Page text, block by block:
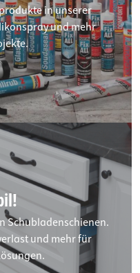
in unserer
und mehr
Schubladenschienen.
und mehr für